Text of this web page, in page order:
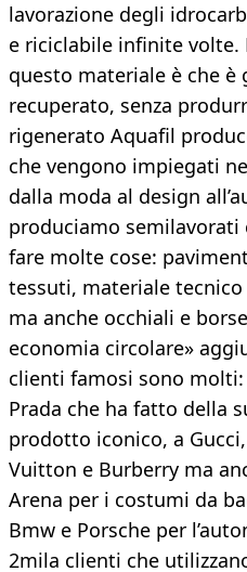
lavorazione degli
e riciclabile infinite volte.
questo materiale è che
recuperato, senza
rigenerato Aquafil
che vengono impiegati
dalla moda al design
produciamo semilavorati
fare molte cose:
tessuti, materiale
ma anche occhiali e
economia circolare»
clienti famosi sono
Prada che ha fatto della
prodotto iconico, a
Vuitton e Burberry ma
Arena per i costumi da
Bmw e Porsche per
2mila clienti che